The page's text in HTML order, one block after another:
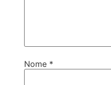
Nome *